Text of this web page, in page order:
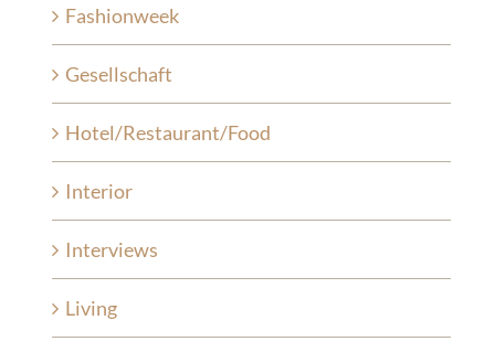
Fashionweek
Gesellschaft
Hotel/Restaurant/Food
Interior
Interviews
Living